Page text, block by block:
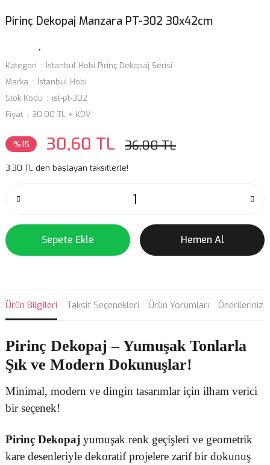
Pirinç Dekopaj Manzara PT-302 30x42cm
Kategori
İstanbul Hobi Pirinç Dekopaj Serisi
Marka
İstanbul Hobi
Stok Kodu
ist-pt-302
Fiyat
30,00 TL + KDV
%15 30,60 TL 36,00 TL
3,30 TL den başlayan taksitlerle!
Sepete Ekle Hemen Al
Ürün Bilgileri Taksit Seçenekleri Ürün Yorumları Önerileriniz
Pirinç Dekopaj– Yumuşak Tonlarla
Şık ve Modern Dokunuşlar!
Minimal, modern ve dingin tasarımlar için ilham verici
bir seçenek!
Pirinç Dekopaj yumuşak renk geçişleri ve geometrik
kare desenleriyle dekoratif projelere zarif bir dokunuş